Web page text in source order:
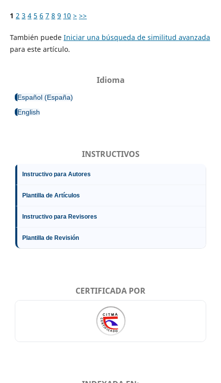
1 2 3 4 5 6 7 8 9 10 > >>
También puede Iniciar una búsqueda de similitud avanzada
para este artículo.
Idioma
Español (España)
English
INSTRUCTIVOS
Instructivo para Autores
Plantilla de Artículos
Instructivo para Revisores
Plantilla de Revisión
CERTIFICADA POR